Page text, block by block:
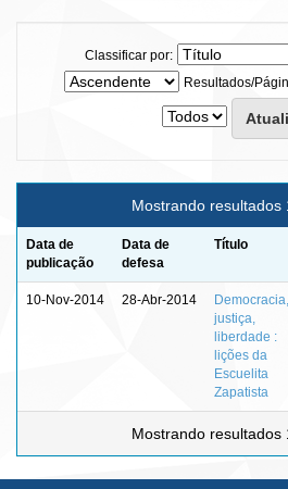
Classificar por:
Resultados/
Mostrando resultados
Data de
publicação
Data de
defesa
Título
10-Nov-2014 28-Abr-2014
Democracia,
justiça,
liberdade :
lições da
Escuelita
Zapatista
Mostrando resultados